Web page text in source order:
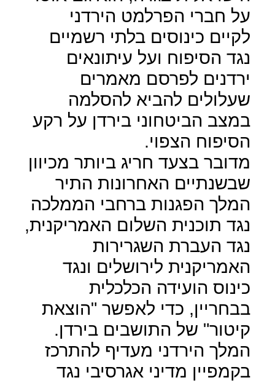
על חברי הפרלמט הירדני
לקיים כינוסים בלתי רשמיים
נגד הסיפוח ועל עיתונאים
ירדנים לפרסם מאמרים
שעלולים להביא להסלמה
במצב הביטחוני בירדן על רקע
הסיפוח הצפוי.
מדובר בצעד חריג ביותר מכיוון
שבשנתיים האחרונות התיר
המלך הפגנות ברחבי הממלכה
נגד תוכנית השלום האמריקנית,
נגד העברת השגרירות
האמריקנית לירושלים ונגד
כינוס הועידה הכלכלית
בבחריין, כדי לאפשר "הוצאת
קיטור" של התושבים בירדן.
המלך הירדני מעדיף להתרכז
בקמפיין מדיני אגרסיבי נגד